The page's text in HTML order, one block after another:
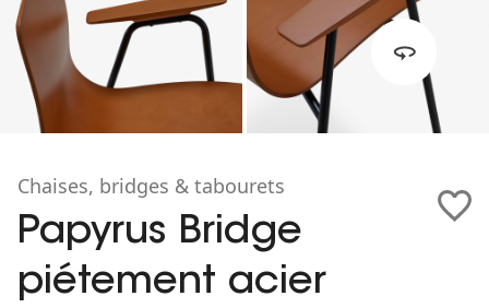
Chaises, bridges & tabourets
Papyrus Bridge
piétement acier